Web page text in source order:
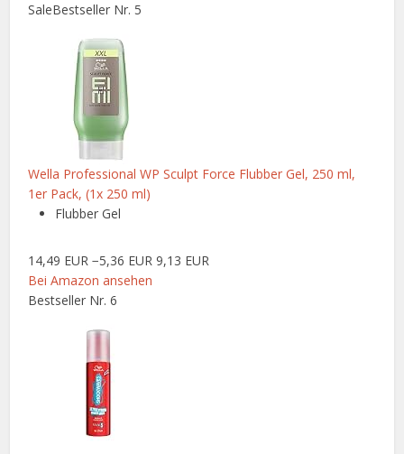
SaleBestseller Nr. 5
Wella Professional WP Sculpt Force Flubber Gel, 250 ml,
1er Pack, (1x 250 ml)
Flubber Gel
14,49 EUR −5,36 EUR 9,13 EUR
Bei Amazon ansehen
Bestseller Nr. 6